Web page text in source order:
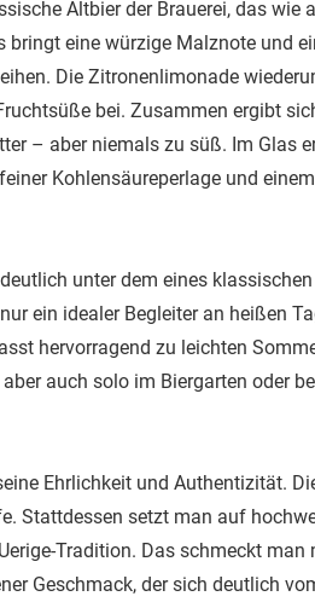
Altbier der Brauerei, das wie
eine würzige Malznote und
Die Zitronenlimonade
bei. Zusammen ergibt
– aber niemals zu süß. Im Glas
Kohlensäureperlage und
unter dem eines
ein idealer Begleiter an heißen
hervorragend zu leichten
auch solo im Biergarten oder
Ehrlichkeit und Authentizität.
Stattdessen setzt man auf
Tradition. Das schmeckt man
Geschmack, der sich deutlich